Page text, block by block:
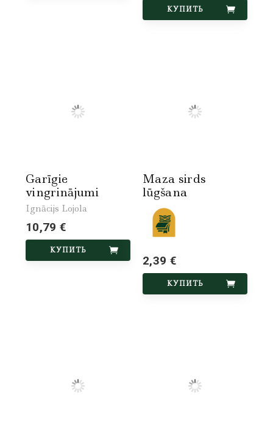
КУПИТЬ
Garīgie
vingrinājumi
Ignācijs Lojola
10,79 €
КУПИТЬ
Maza sirds
lūgšana
2,39 €
КУПИТЬ